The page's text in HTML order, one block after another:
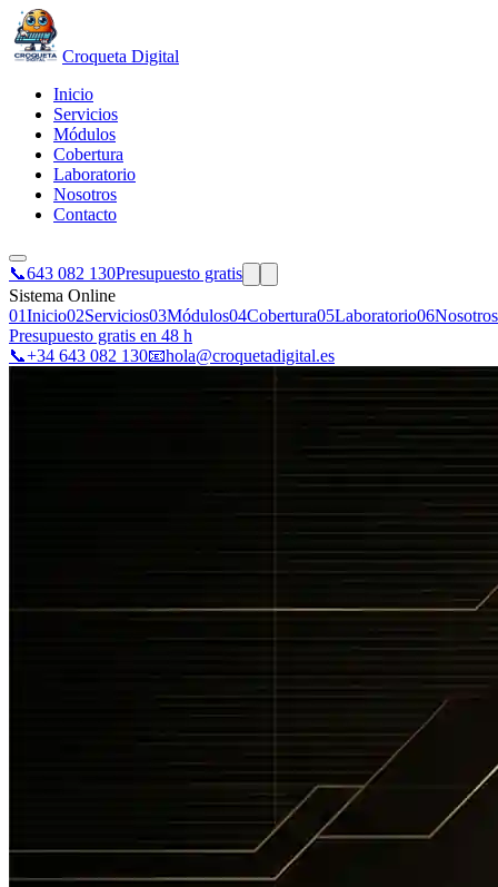
Croqueta Digital
Inicio
Servicios
Módulos
Cobertura
Laboratorio
Nosotros
Contacto
📞643 082 130Presupuesto gratis
Sistema Online
01Inicio02Servicios03Módulos04Cobertura05Laboratorio06Nosotros
Presupuesto gratis en 48 h
📞+34 643 082 130📧hola@croquetadigital.es